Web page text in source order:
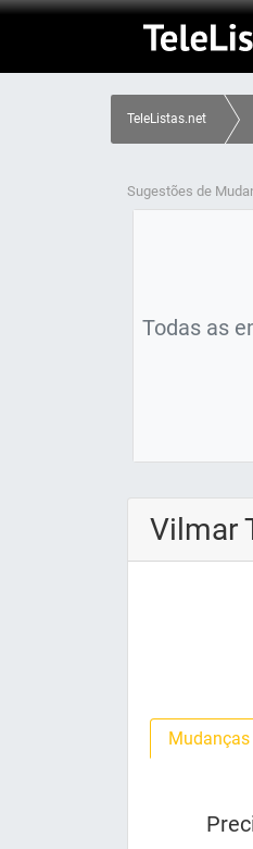
TeleListas.net
Sugestões de
Todas as
Vilmar